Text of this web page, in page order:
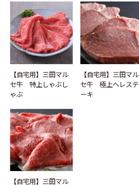
【自宅用】三田マル
セ牛 特上しゃぶし
ゃぶ
【自宅用】三田マル
セ牛 極上ヘレステ
ーキ
【自宅用】三田マル